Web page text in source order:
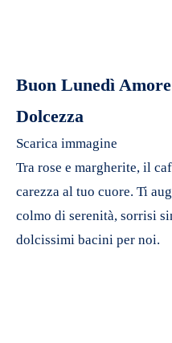
Buon Lunedì
Dolcezza
Scarica immagine
Tra rose e margherite, il
carezza al tuo cuore. Ti
colmo di serenità, sorrisi
dolcissimi bacini per noi.